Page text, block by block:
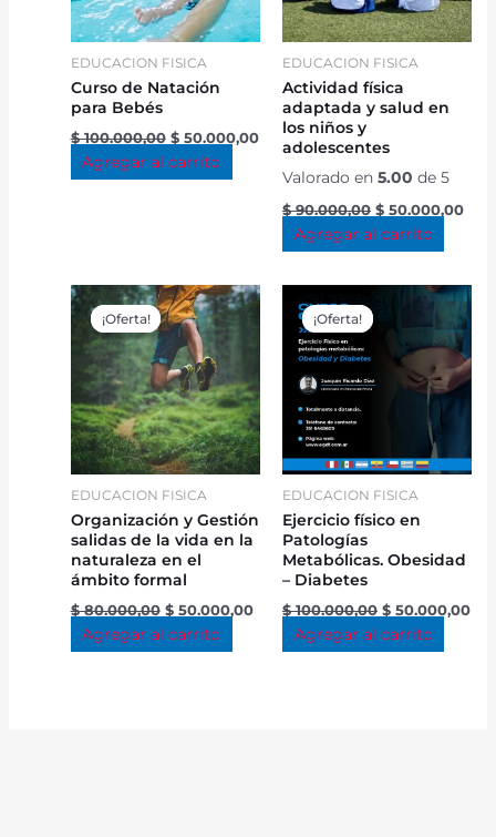
EDUCACION FISICA
Curso de Natación
para Bebés
$100.000,00 $50.000,00
Agregar al carrito
EDUCACION FISICA
Actividad física
adaptada y salud en
los niños y
adolescentes
Valorado en 5.00 de 5
$90.000,00 $ 50.000,00
Agregar al carrito
¡Oferta!
¡Oferta!
EDUCACION FISICA
Organización y Gestión
salidas de la vida en la
naturaleza en el
ámbito formal
$80.000,00
Original
price
was:
$ 80.000,00.
$50.000,00
Current
$ 50.000,00.
Agregar al carrito
¡Oferta!
¡Oferta!
EDUCACION FISICA
Ejercicio físico en
Patologías
Metabólicas. Obesidad
– Diabetes
$100.000,00
Original
$ 100.000,00.
$ 50.000,00
Agregar al carrito